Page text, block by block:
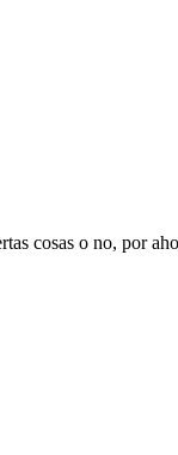
cosas o no, por